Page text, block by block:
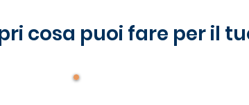
cosa puoi fare per il